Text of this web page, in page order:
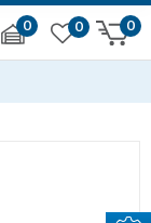
0 0
0